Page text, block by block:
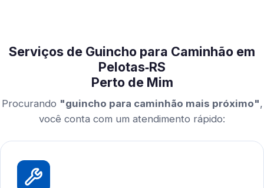
Serviços de Guincho para Caminhão em
Pelotas‑RS
Perto de Mim
Procurando "guincho para caminhão mais próximo",
você conta com um atendimento rápido: